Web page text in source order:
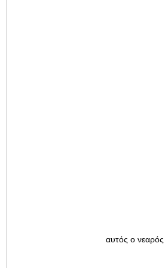
αυτός ο νεαρός